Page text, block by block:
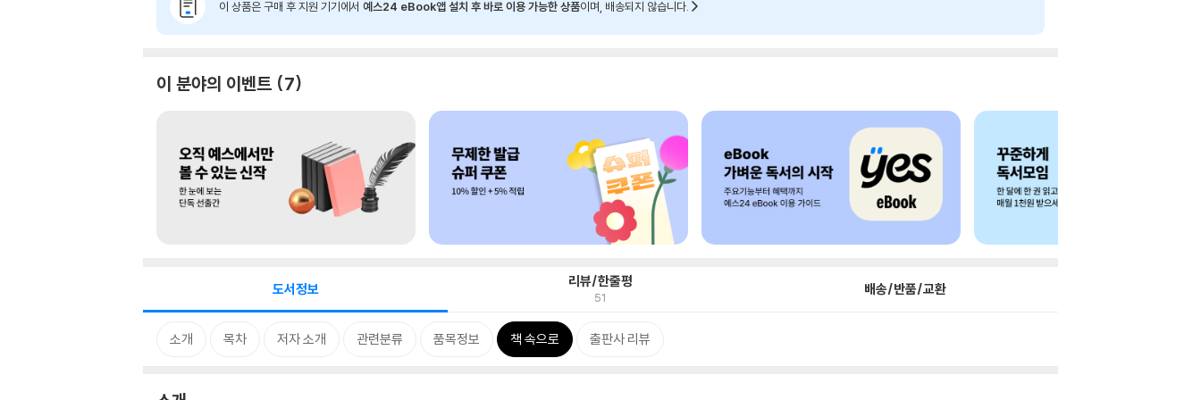
이 상품은 구매 후 지원 기기에서 예스24 eBook앱 설치 후 바로 이용 가능한 상품이며, 배송되지 않습니다.
이 분야의 이벤트 7
도서정보 리뷰/한줄평
51 배송/반품/교환
소개 목차 저자 소개 관련분류 품목정보 책 속으로 출판사 리뷰